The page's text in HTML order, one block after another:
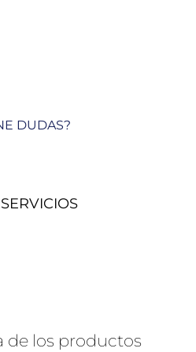
DUDAS?
de los productos